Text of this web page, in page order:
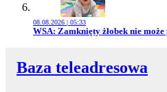
08.08.2026 | 05:33
Przejdź do artykułu:
WSA: Zamknięty żłobek nie
Baza teleadresowa